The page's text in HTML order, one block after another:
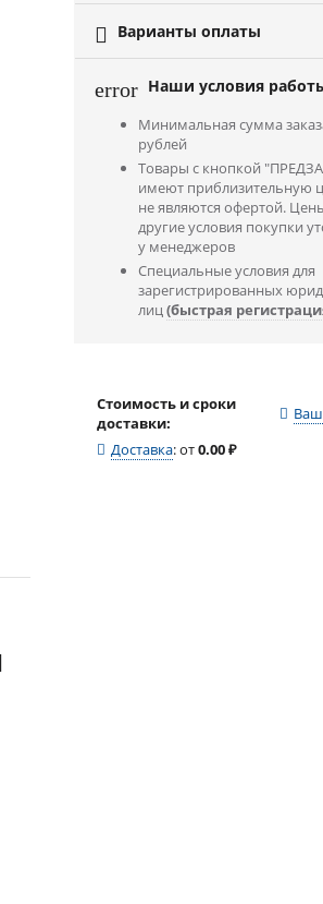
 Варианты оплаты
error Наши условия
Минимальная сумма
рублей
Товары с кнопкой
имеют приблизительную
не являются офертой.
другие условия покупки
у менеджеров
Специальные условия для
зарегистрированных
лиц(быстрая
Стоимость и сроки
доставки:
Доставка:от0.00 ₽